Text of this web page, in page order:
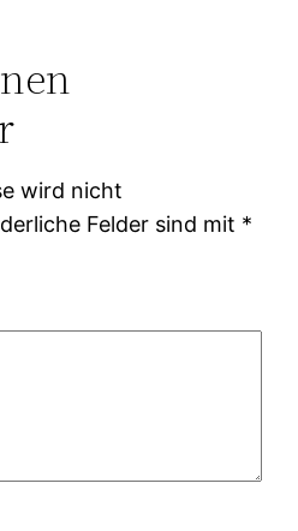
wird nicht
Felder sind mit *